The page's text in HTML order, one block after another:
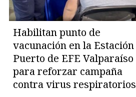
Habilitan punto de
vacunación en la Estación
Puerto de EFE Valparaíso
para reforzar campaña
contra virus respiratorios